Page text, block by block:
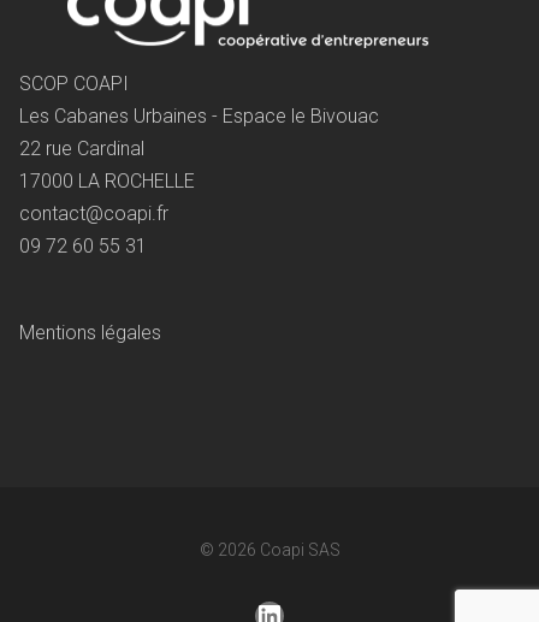
SCOP COAPI
Les Cabanes Urbaines - Espace le Bivouac
22 rue Cardinal
17000 LA ROCHELLE
contact@coapi.fr
09 72 60 55 31
Mentions légales
© 2026 Coapi SAS
LinkedIn